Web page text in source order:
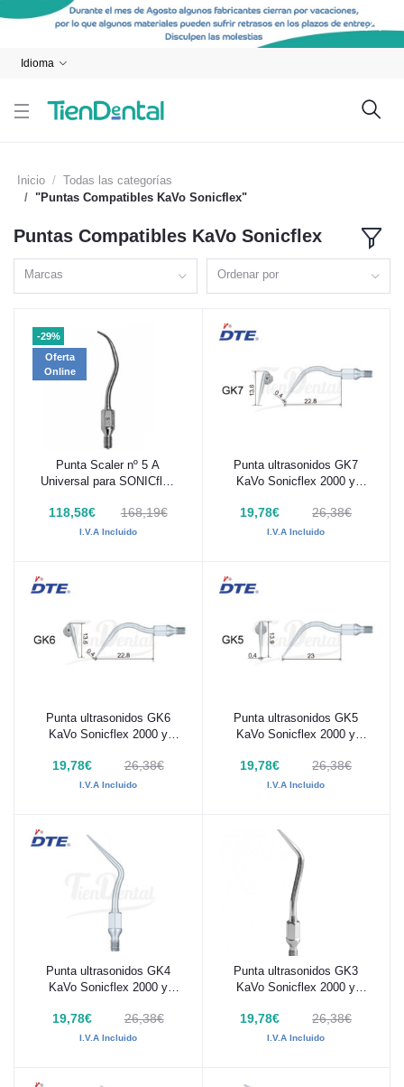
Idioma
Inicio
Todas las categorías
"Puntas Compatibles KaVo Sonicflex"
Puntas Compatibles KaVo Sonicflex
Marcas Ordenar por
-29%
Oferta
Online
Añadir al carrito
Punta Scaler nº 5 A
Universal para SONICflex
118,58€ 168,19€
I.V.A Incluido
Añadir al carrito
Punta ultrasonidos GK7
KaVo Sonicflex 2000 y
19,78€ 26,38€
I.V.A Incluido
Añadir al carrito
Punta ultrasonidos GK6
KaVo Sonicflex 2000 y
19,78€ 26,38€
I.V.A Incluido
Añadir al carrito
Punta ultrasonidos GK5
KaVo Sonicflex 2000 y
19,78€ 26,38€
I.V.A Incluido
Añadir al carrito
Punta ultrasonidos GK4
KaVo Sonicflex 2000 y
19,78€ 26,38€
I.V.A Incluido
Añadir al carrito
Punta ultrasonidos GK3
KaVo Sonicflex 2000 y
19,78€ 26,38€
I.V.A Incluido